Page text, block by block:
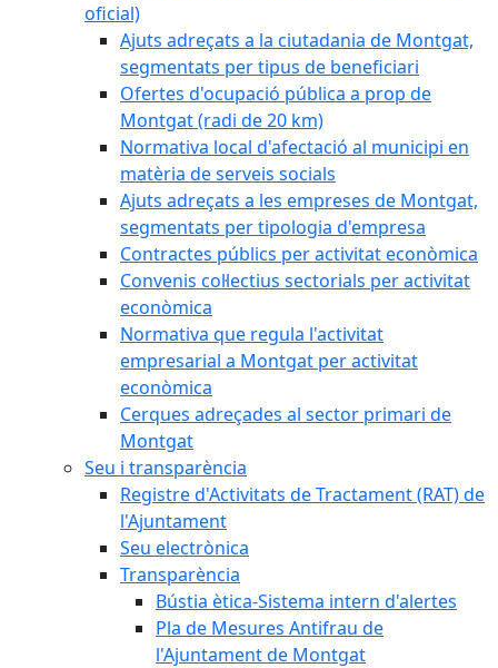
oficial)
Ajuts adreçats a la ciutadania de Montgat,
segmentats per tipus de beneficiari
Ofertes d'ocupació pública a prop de
Montgat (radi de 20 km)
Normativa local d'afectació al municipi en
matèria de serveis socials
Ajuts adreçats a les empreses de Montgat,
segmentats per tipologia d'empresa
Contractes públics per activitat econòmica
Convenis col·lectius sectorials per activitat
econòmica
Normativa que regula l'activitat
empresarial a Montgat per activitat
econòmica
Cerques adreçades al sector primari de
Montgat
Seu i transparència
Registre d'Activitats de Tractament (RAT) de
l'Ajuntament
Seu electrònica
Transparència
Bústia ètica-Sistema intern d'alertes
Pla de Mesures Antifrau de
l'Ajuntament de Montgat